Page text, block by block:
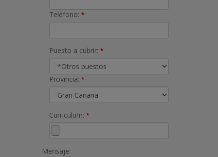
Teléfono: *
Puesto a cubrir: *
Provincia: *
Curriculum: *
Mensaje: